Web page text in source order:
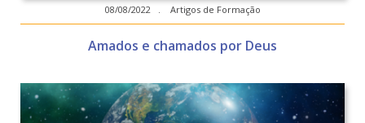
08/08/2022 . Artigos de Formação
Amados e chamados por Deus